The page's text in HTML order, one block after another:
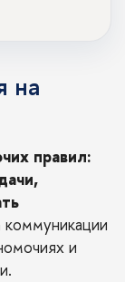
на
правил:
коммуникации
и